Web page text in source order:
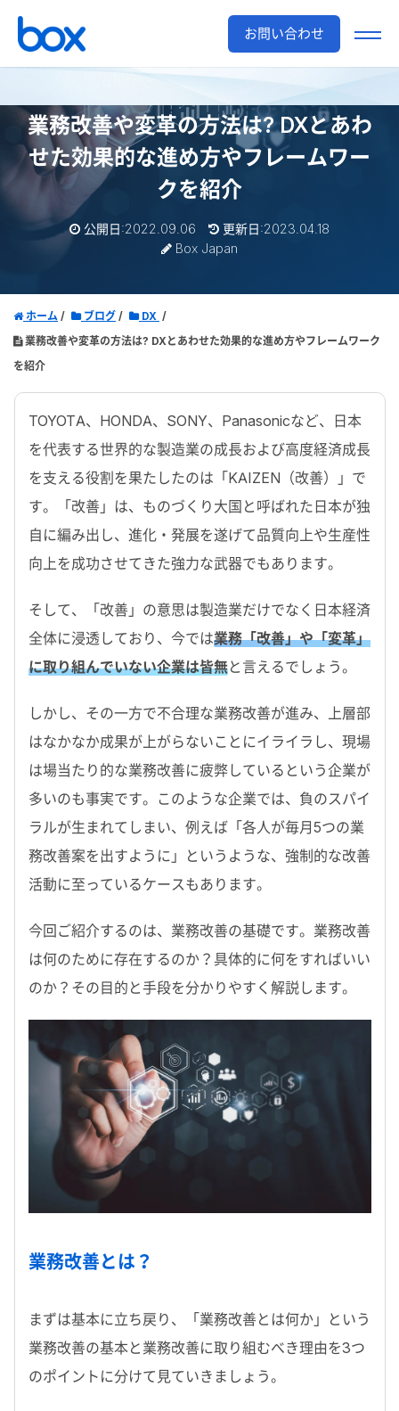
お問い合わせ
業務改善や変革の方法は?DXとあわ
せた効果的な進め方やフレームワー
クを紹介
公開日:2022.09.06
更新日:2023.04.18
Box Japan
ホーム ブログ
DX
業務改善や変革の方法は? DXとあわせた効果的な進め方やフレームワーク
を紹介
TOYOTA、HONDA、SONY、Panasonicなど、日本
を代表する世界的な製造業の成長および高度経済成長
を支える役割を果たしたのは「KAIZEN（改善）」で
す。「改善」は、ものづくり大国と呼ばれた日本が独
自に編み出し、進化・発展を遂げて品質向上や生産性
向上を成功させてきた強力な武器でもあります。
そして、「改善」の意思は製造業だけでなく日本経済
全体に浸透しており、今では業務「改善」や「変革」
に取り組んでいない企業は皆無と言えるでしょう。
しかし、その一方で不合理な業務改善が進み、上層部
はなかなか成果が上がらないことにイライラし、現場
は場当たり的な業務改善に疲弊しているという企業が
多いのも事実です。このような企業では、負のスパイ
ラルが生まれてしまい、例えば「各人が毎月5つの業
務改善案を出すように」というような、強制的な改善
活動に至っているケースもあります。
今回ご紹介するのは、業務改善の基礎です。業務改善
は何のために存在するのか？具体的に何をすればいい
のか？その目的と手段を分かりやすく解説します。
業務改善とは？
まずは基本に立ち戻り、「業務改善とは何か」という
業務改善の基本と業務改善に取り組むべき理由を3つ
のポイントに分けて見ていきましょう。